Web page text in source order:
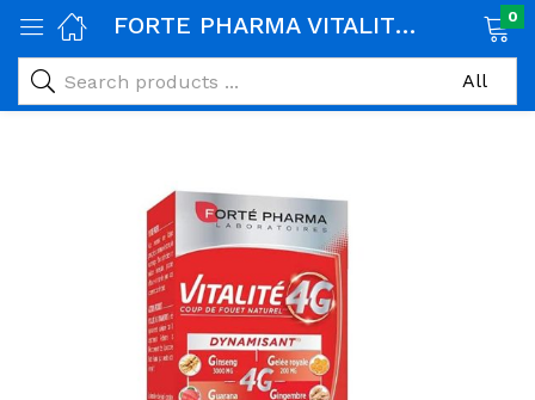
alimentaires)
FORTE PHARMA VITALITE 4G DYNAMISANT 10 SHOTS 0